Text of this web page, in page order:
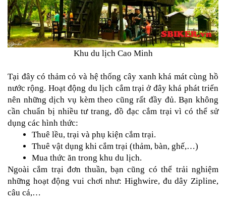
Khu du lịch Cao Minh
Tại đây có thảm cỏ và hệ thống cây xanh khá mát cùng hồ
nước rộng. Hoạt động du lịch cắm trại ở đây khá phát triển
nên những dịch vụ kèm theo cũng rất đầy đủ. Bạn không
cần chuẩn bị nhiều tư trang, đồ đạc cắm trại vì có thể sử
dụng các hình thức:
Thuê lều, trại và phụ kiện cắm trại.
Thuê vật dụng khi cắm trại (thảm, bàn, ghế,…)
Mua thức ăn trong khu du lịch.
Ngoài cắm trại đơn thuần, bạn cũng có thể trải nghiệm
những hoạt động vui chơi như: Highwire, đu dây Zipline,
câu cá,…